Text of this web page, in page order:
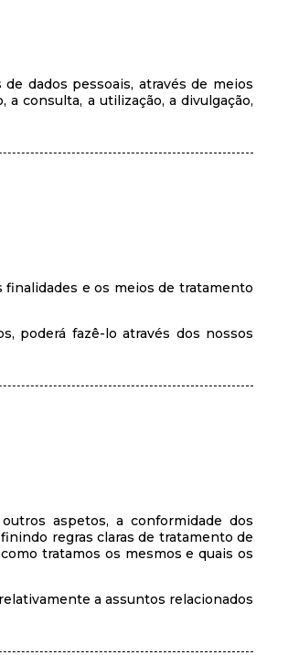
dados pessoais, através de meios
a consulta, a utilização, a divulgação,
e os meios de tratamento
poderá fazê-lo através dos nossos
aspetos, a conformidade dos
regras claras de tratamento de
tratamos os mesmos e quais os
a assuntos relacionados